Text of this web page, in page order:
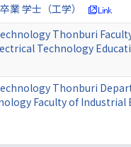
業 学士（工学）
Thonburi
Technology
Thonburi
Faculty of